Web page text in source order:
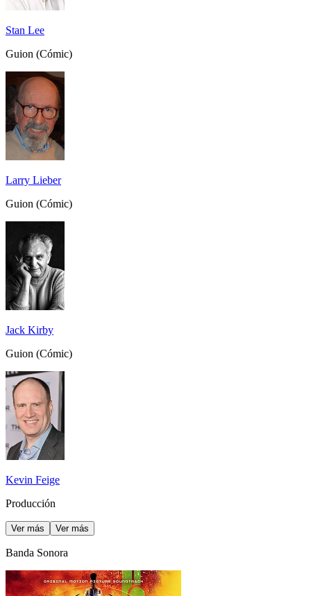
Stan Lee
Guion (Cómic)
Larry Lieber
Guion (Cómic)
Jack Kirby
Guion (Cómic)
Kevin Feige
Producción
Ver más Ver más
Banda Sonora